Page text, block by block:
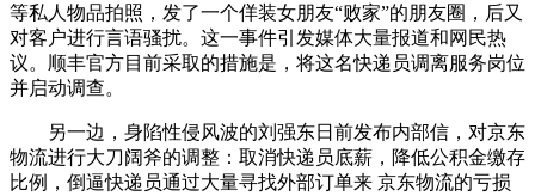
等私人物品拍照，发了一个佯装女朋友“败家”的朋友圈，后又
对客户进行言语骚扰。这一事件引发媒体大量报道和网民热
议。顺丰官方目前采取的措施是，将这名快递员调离服务岗位
并启动调查。
另一边，身陷性侵风波的刘强东日前发布内部信，对京东
物流进行大刀阔斧的调整：取消快递员底薪，降低公积金缴存
比例，倒逼快递员通过大量寻找外部订单来 京东物流的亏损